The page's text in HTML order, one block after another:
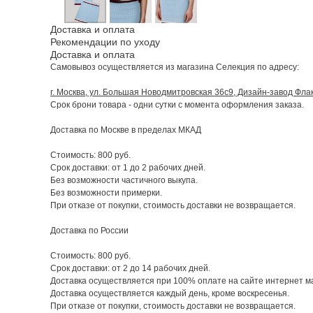
Доставка и оплата
Рекомендации по уходу
Доставка и оплата
Самовывоз осуществляется из магазина Селекция по адресу:
г. Москва, ул. Большая Новодмитровская 36с9, Дизайн-завод
Срок брони товара - одни сутки с момента оформления заказа.
Доставка по Москве в пределах МКАД
Стоимость: 800 руб.
Срок доставки: от 1 до 2 рабочих дней.
Без возможности частичного выкупа.
Без возможности примерки.
При отказе от покупки, стоимость доставки не возвращается.
Доставка по России
Стоимость: 800 руб.
Срок доставки: от 2 до 14 рабочих дней.
Доставка осуществляется при 100% оплате на сайте интернет
Доставка осуществляется каждый день, кроме воскресенья.
При отказе от покупки, стоимость доставки не возвращается.